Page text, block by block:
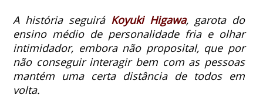
A história seguirá Koyuki Higawa, garota do
ensino médio de personalidade fria e olhar
intimidador, embora não proposital, que por
não conseguir interagir bem com as pessoas
mantém uma certa distância de todos em
volta.